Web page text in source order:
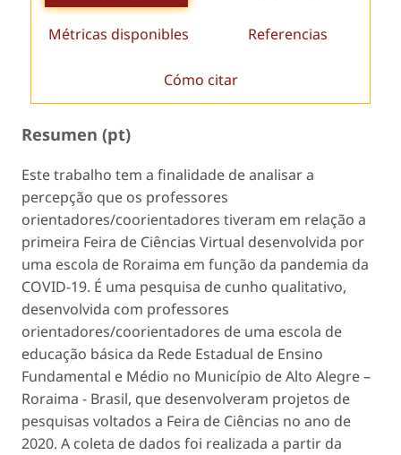
Métricas disponibles Referencias
Cómo citar
Resumen (pt)
Este trabalho tem a finalidade de analisar a
percepção que os professores
orientadores/coorientadores tiveram em relação a
primeira Feira de Ciências Virtual desenvolvida por
uma escola de Roraima em função da pandemia da
COVID-19. É uma pesquisa de cunho qualitativo,
desenvolvida com professores
orientadores/coorientadores de uma escola de
educação básica da Rede Estadual de Ensino
Fundamental e Médio no Município de Alto Alegre –
Roraima - Brasil, que desenvolveram projetos de
pesquisas voltados a Feira de Ciências no ano de
2020. A coleta de dados foi realizada a partir da